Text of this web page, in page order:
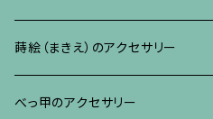
リング
ブレスレット・バングル、その他
ネックレス、ペンダント
ブレスレット、その他
イヤリング・ピアス
ネックレス、ペンダント
ブローチ
イヤリング・ピアス
蒔絵（まきえ）のアクセサリー
べっ甲に蒔絵のアクセサリー
べっ甲のアクセサリー